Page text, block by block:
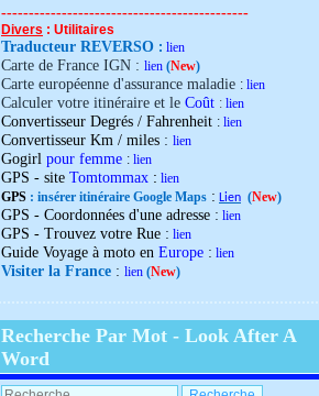
---------------------------------------------
Divers : Utilitaires
Traducteur REVERSO : lien
Carte de France IGN : lien (New)
Carte européenne d'assurance maladie : lien
Calculer votre itinéraire et le Coût : lien
Convertisseur Degrés / Fahrenheit : lien
Convertisseur Km / miles : lien
Gogirl pour femme : lien
GPS - site Tomtommax : lien
GPS : insérer itinéraire Google Maps : Lien (New)
GPS - Coordonnées d'une adresse : lien
GPS - Trouvez votre Rue : lien
Guide Voyage à moto en Europe : lien
Visiter la France : lien (New)
Recherche Par Mot - Look After A
Word